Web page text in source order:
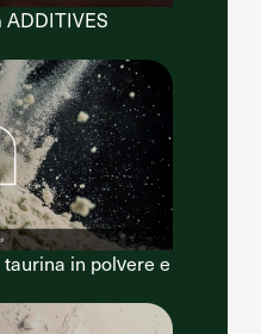
taurina in polvere e